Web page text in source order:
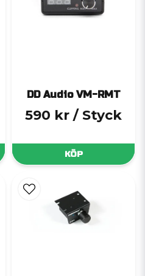
DD Audio VM-RMT
590 kr / Styck
KÖP